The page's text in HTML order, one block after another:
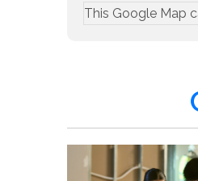
This Google Map